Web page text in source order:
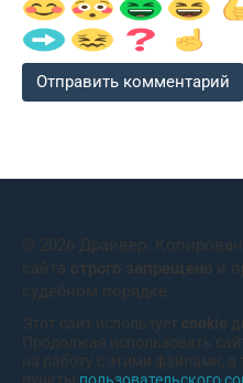
© 2026 Драйвер.
сайта строго запрещено и
судебном порядке
Этот сайт использует cookie
Продолжая использовать
на работу с этими файлами, а